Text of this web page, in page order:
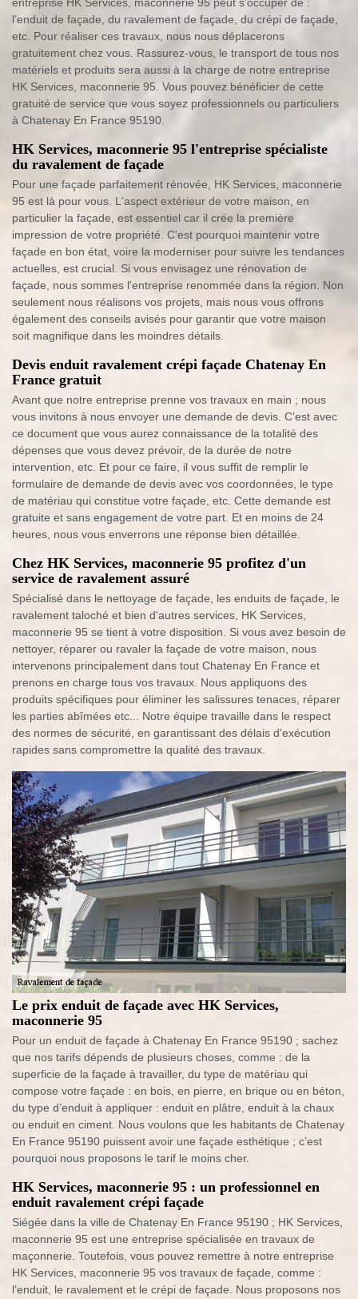
entreprise HK Services, maconnerie 95 peut s’occuper de :
l’enduit de façade, du ravalement de façade, du crépi de façade,
etc. Pour réaliser ces travaux, nous nous déplacerons
gratuitement chez vous. Rassurez-vous, le transport de tous nos
matériels et produits sera aussi à la charge de notre entreprise
HK Services, maconnerie 95. Vous pouvez bénéficier de cette
gratuité de service que vous soyez professionnels ou particuliers
à Chatenay En France 95190.
HK Services, maconnerie 95 l'entreprise spécialiste
du ravalement de façade
Pour une façade parfaitement rénovée, HK Services, maconnerie
95 est là pour vous. L'aspect extérieur de votre maison, en
particulier la façade, est essentiel car il crée la première
impression de votre propriété. C'est pourquoi maintenir votre
façade en bon état, voire la moderniser pour suivre les tendances
actuelles, est crucial. Si vous envisagez une rénovation de
façade, nous sommes l'entreprise renommée dans la région. Non
seulement nous réalisons vos projets, mais nous vous offrons
également des conseils avisés pour garantir que votre maison
soit magnifique dans les moindres détails.
Devis enduit ravalement crépi façade Chatenay En
France gratuit
Avant que notre entreprise prenne vos travaux en main ; nous
vous invitons à nous envoyer une demande de devis. C’est avec
ce document que vous aurez connaissance de la totalité des
dépenses que vous devez prévoir, de la durée de notre
intervention, etc. Et pour ce faire, il vous suffit de remplir le
formulaire de demande de devis avec vos coordonnées, le type
de matériau qui constitue votre façade, etc. Cette demande est
gratuite et sans engagement de votre part. Et en moins de 24
heures, nous vous enverrons une réponse bien détaillée.
Chez HK Services, maconnerie 95 profitez d'un
service de ravalement assuré
Spécialisé dans le nettoyage de façade, les enduits de façade, le
ravalement taloché et bien d'autres services, HK Services,
maconnerie 95 se tient à votre disposition. Si vous avez besoin de
nettoyer, réparer ou ravaler la façade de votre maison, nous
intervenons principalement dans tout Chatenay En France et
prenons en charge tous vos travaux. Nous appliquons des
produits spécifiques pour éliminer les salissures tenaces, réparer
les parties abîmées etc... Notre équipe travaille dans le respect
des normes de sécurité, en garantissant des délais d'exécution
rapides sans compromettre la qualité des travaux.
Le prix enduit de façade avec HK Services,
maconnerie 95
Pour un enduit de façade à Chatenay En France 95190 ; sachez
que nos tarifs dépends de plusieurs choses, comme : de la
superficie de la façade à travailler, du type de matériau qui
compose votre façade : en bois, en pierre, en brique ou en béton,
du type d’enduit à appliquer : enduit en plâtre, enduit à la chaux
ou enduit en ciment. Nous voulons que les habitants de Chatenay
En France 95190 puissent avoir une façade esthétique ; c’est
pourquoi nous proposons le tarif le moins cher.
HK Services, maconnerie 95 : un professionnel en
enduit ravalement crépi façade
Siégée dans la ville de Chatenay En France 95190 ; HK Services,
maconnerie 95 est une entreprise spécialisée en travaux de
maçonnerie. Toutefois, vous pouvez remettre à notre entreprise
HK Services, maconnerie 95 vos travaux de façade, comme :
l’enduit, le ravalement et le crépi de façade. Nous proposons nos